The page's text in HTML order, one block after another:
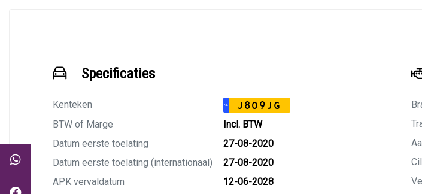
Specificaties
Kenteken NL J809JG
BTW of Marge
Incl. BTW
Datum eerste toelating
27-08-2020
Datum eerste toelating (internationaal)
27-08-2020
APK vervaldatum
12-06-2028